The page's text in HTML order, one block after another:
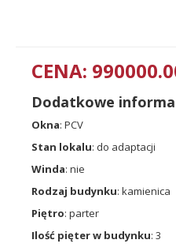
CENA:
Dodatkowe
Okna: PCV
Stan lokalu: do adaptacji
Winda: nie
Rodzaj budynku: kamienica
Piętro: parter
Ilość pięter w budynku: 3